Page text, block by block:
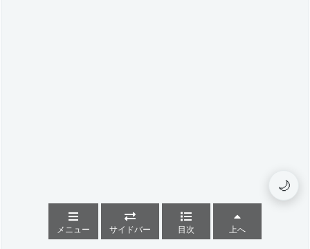
メニュー サイドバー 目次 上へ
🌙